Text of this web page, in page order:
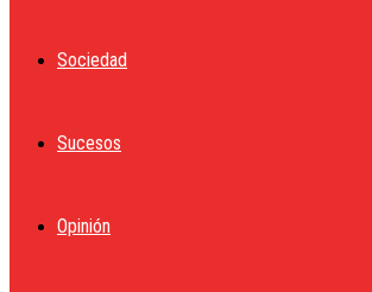
Sociedad
Sucesos
Opinión